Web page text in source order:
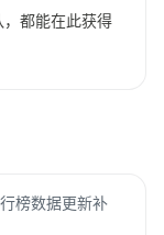
都能在此获得
榜数据更新补